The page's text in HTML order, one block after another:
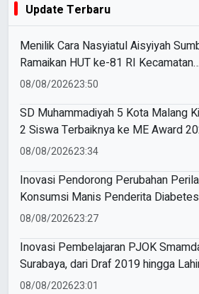
Update Terbaru
Menilik Cara Nasyiatul Aisyiyah
Ramaikan HUT ke-81 RI Kecamatan
Sukodadi
08/08/202623:50
SD Muhammadiyah 5 Kota Malang
2 Siswa Terbaiknya ke ME Award
08/08/202623:34
Inovasi Pendorong Perubahan
Konsumsi Manis Penderita
Mahasiswa Unesa
08/08/202623:27
Inovasi Pembelajaran PJOK
Surabaya, dari Draf 2019 hingga
Modul Gizi Digital
08/08/202623:01